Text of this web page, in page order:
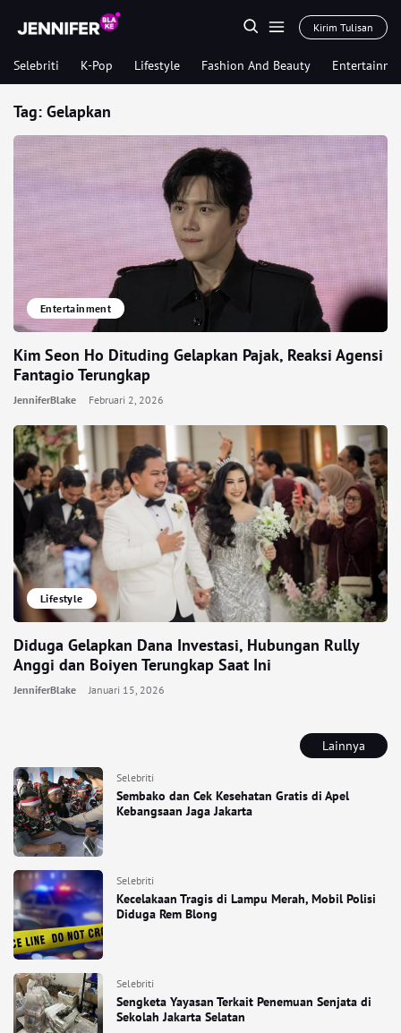
Kirim Tulisan
Selebriti K-Pop Lifestyle Fashion And Beauty
Lainnya
Selebriti
Sembako dan Cek Kesehatan Gratis di Apel
Kebangsaan Jaga Jakarta
Selebriti
Kecelakaan Tragis di Lampu Merah, Mobil Polisi
Diduga Rem Blong
Selebriti
Sengketa Yayasan Terkait Penemuan Senjata di
Sekolah Jakarta Selatan
Tag: Gelapkan
Entertainment
Kim Seon Ho Dituding Gelapkan Pajak, Reaksi Agensi
Fantagio Terungkap
JenniferBlake Februari 2, 2026
Lifestyle
Diduga Gelapkan Dana Investasi, Hubungan Rully
Anggi dan Boiyen Terungkap Saat Ini
JenniferBlake Januari 15, 2026